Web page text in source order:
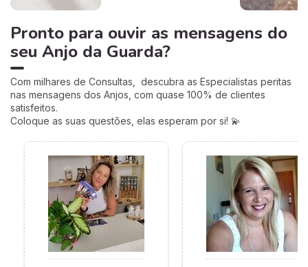
Pronto para ouvir as mensagens do
seu Anjo da Guarda?
Com milhares de Consultas, descubra as Especialistas peritas
nas mensagens dos Anjos, com quase 100% de clientes
satisfeitos.
Coloque as suas questões, elas esperam por si! 💫